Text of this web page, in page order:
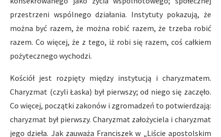
przestrzeni wspólnego działania. Instytuty pokazują, że
można być razem, że można robić razem, że trzeba robić
razem. Co więcej, że z tego, iż robi się razem, coś całkiem
pożytecznego wychodzi.
Kościół jest rozpięty między instytucją i charyzmatem.
Charyzmat (czyli Łaska) był pierwszy; od niego się zaczęło.
Co więcej, początki zakonów i zgromadzeń to potwierdzają:
charyzmat był pierwszy. Charyzmat założyciela i charyzmat
jego dzieła. Jak zauważa Franciszek w „Liście apostolskim